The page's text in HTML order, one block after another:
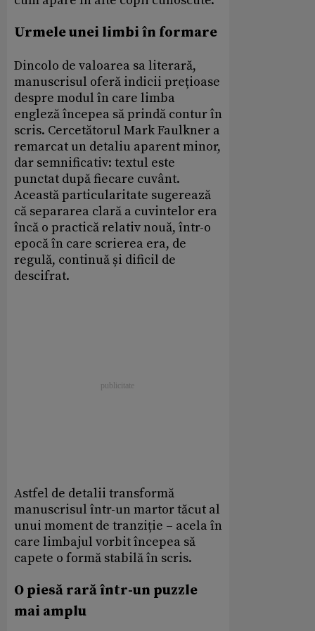
Urmele unei limbi în formare
Dincolo de valoarea sa literară,
manuscrisul oferă indicii prețioase
despre modul în care limba
engleză începea să prindă contur în
scris. Cercetătorul Mark Faulkner a
remarcat un detaliu aparent minor,
dar semnificativ: textul este
punctat după fiecare cuvânt.
Această particularitate sugerează
că separarea clară a cuvintelor era
încă o practică relativ nouă, într-o
epocă în care scrierea era, de
regulă, continuă și dificil de
descifrat.
Astfel de detalii transformă
manuscrisul într-un martor tăcut al
unui moment de tranziție – acela în
care limbajul vorbit începea să
capete o formă stabilă în scris.
O piesă rară într-un puzzle
mai amplu